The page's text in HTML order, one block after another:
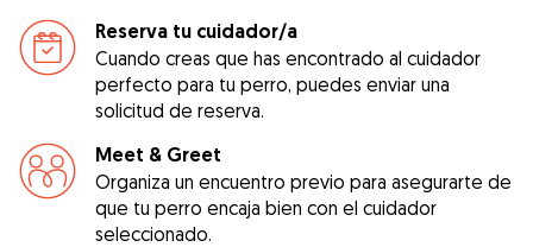
Reserva tu cuidador/a
Cuando creas que has encontrado al cuidador
perfecto para tu perro, puedes enviar una
solicitud de reserva.
Meet & Greet
Organiza un encuentro previo para asegurarte de
que tu perro encaja bien con el cuidador
seleccionado.